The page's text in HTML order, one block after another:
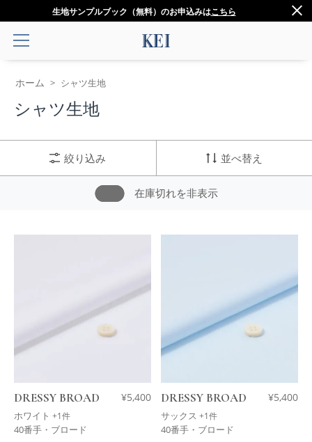
生地サンプルブック（無料）のお申込みはこちら
ホーム > シャツ生地
シャツ生地
絞り込み 並べ替え
在庫切れを非表示
DRESSY BROAD
ホワイト +1件
¥5,400
40番手・ブロード
DRESSY BROAD
サックス +1件
¥5,400
40番手・ブロード